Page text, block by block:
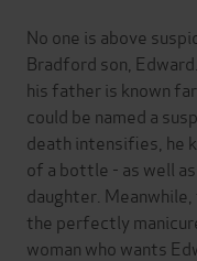
No one is above
Bradford son,
his father is known
could be named a
death intensifies, he
of a bottle - as well
daughter.
the perfectly
woman who wants